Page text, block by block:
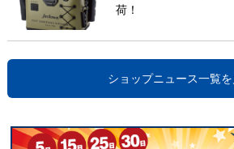
荷！
ショップニュース一覧